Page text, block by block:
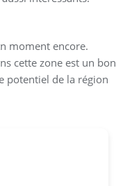
moment encore.
cette zone est un bon
potentiel de la région